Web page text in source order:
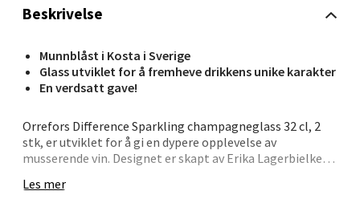
Beskrivelse
Munnblåst i Kosta i Sverige
Glass utviklet for å fremheve drikkens unike karakter
En verdsatt gave!
Orrefors Difference Sparkling champagneglass 32 cl, 2
stk, er utviklet for å gi en dypere opplevelse av
musserende vin. Designet er skapt av Erika Lagerbielke i
med målet om å la form følge funksjon – og smak.
Les mer
Folke Bernadottes vei 52, 5147 Fyllingsdalen
Åpent i dag 10-21
0 i butikk